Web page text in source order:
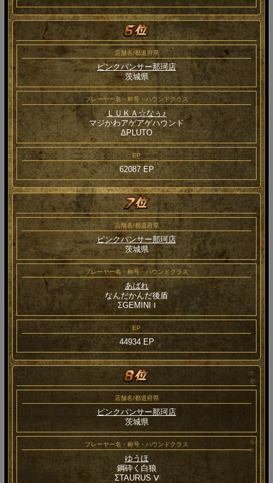
店舗名/都道府県
ピンクパンサー那珂店
茨城県
プレーヤー名・称号・ハウンドクラス
ＬＵＫＡ☆なぅ♪
マジかわアゲアゲハウンド
ΔPLUTO
EP
62087 EP
店舗名/都道府県
ピンクパンサー那珂店
茨城県
プレーヤー名・称号・ハウンドクラス
あばれ
なんだかんだ後盾
ΣGEMINI Ⅰ
EP
44934 EP
店舗名/都道府県
ピンクパンサー那珂店
茨城県
プレーヤー名・称号・ハウンドクラス
ゆうほ
鋼砕く白狼
ΣTAURUS Ⅴ